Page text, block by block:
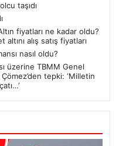
taşıdı
fiyatları ne kadar oldu?
alış satış fiyatları
nasıl oldu?
üzerine TBMM Genel
tepki: ‘Milletin